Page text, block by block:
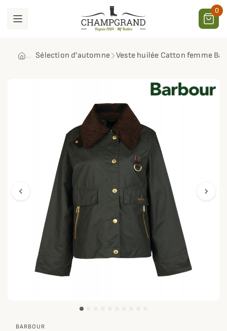
0
Sélection d'automne Veste huilée Catton femme
chevron_left chevron_right
BARBOUR